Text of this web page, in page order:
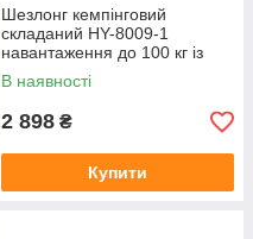
Шезлонг кемпінговий
складаний HY-8009-1
навантаження до 100 кг із
підголівником туристичне
крісло
В наявності
2 898 ₴
Купити